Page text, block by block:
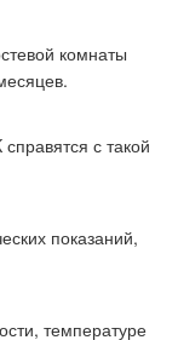
комнаты
с такой
показаний,
температуре